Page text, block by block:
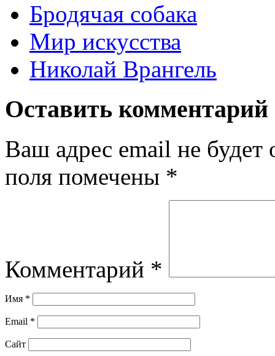
Бродячая собака
Мир искусства
Николай Врангель
Оставить комментарий
Ваш адрес email не будет
поля помечены *
Комментарий *
Имя *
Email *
Сайт